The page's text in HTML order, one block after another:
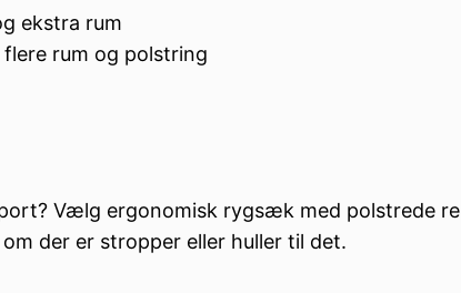
ekstra rum
rum og polstring
Vælg ergonomisk rygsæk med polstrede
der er stropper eller huller til det.